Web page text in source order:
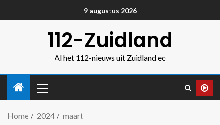
9 augustus 2026
112-Zuidland
Al het 112-nieuws uit Zuidland eo
Home 2024 maart